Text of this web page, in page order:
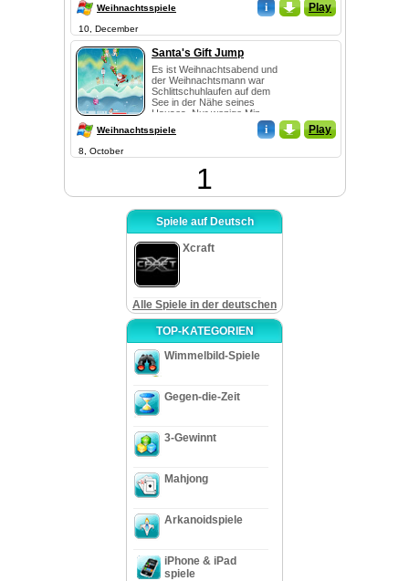
Weihnachtsspiele i _ Play
10, December
Santa's Gift Jump
Es ist Weihnachtsabend und
der Weihnachtsmann war
Schlittschuhlaufen auf dem
See in der Nähe seines
Hauses. Nur wenige Min...
Weihnachtsspiele i _ Play
8, October
1
Spiele auf Deutsch
Xcraft
Alle Spiele in der deutschen
TOP-KATEGORIEN
Wimmelbild-Spiele
Gegen-die-Zeit
3-Gewinnt
Mahjong
Arkanoidspiele
iPhone & iPad
spiele